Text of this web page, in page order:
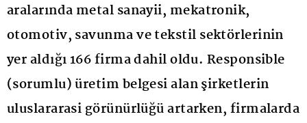
aralarında metal sanayii, mekatronik,
otomotiv, savunma ve tekstil sektörlerinin
yer aldığı 166 firma dahil oldu. Responsible
(sorumlu) üretim belgesi alan şirketlerin
uluslararasi görünürlüğü artarken, firmalarda